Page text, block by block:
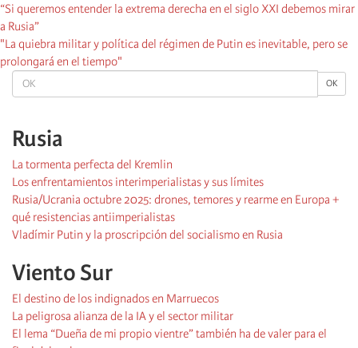
OK OK
Rusia
La tormenta perfecta del Kremlin
Los enfrentamientos interimperialistas y sus límites
Rusia/Ucrania octubre 2025: drones, temores y rearme en Europa +
qué resistencias antiimperialistas
Vladímir Putin y la proscripción del socialismo en Rusia
Viento Sur
El destino de los indignados en Marruecos
La peligrosa alianza de la IA y el sector militar
El lema “Dueña de mi propio vientre” también ha de valer para el
“Si queremos entender la extrema derecha en el siglo XXI debemos mirar
a Rusia”
"La quiebra militar y política del régimen de Putin es inevitable, pero se
prolongará en el tiempo"